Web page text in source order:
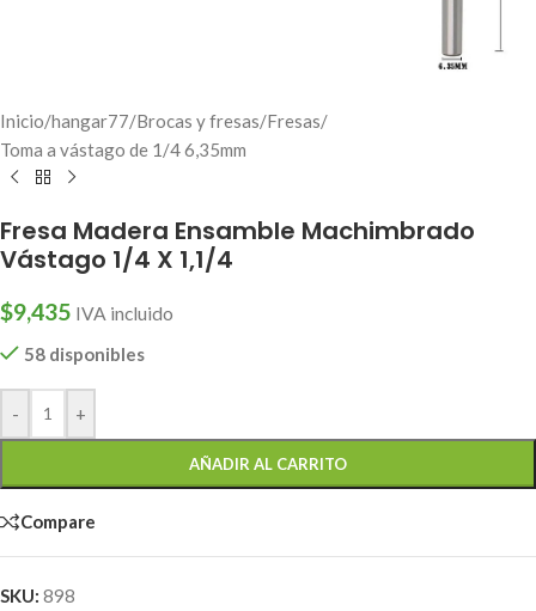
Inicio/hangar77/Brocas y fresas/Fresas/
Toma a vástago de 1/4 6,35mm
Fresa Madera Ensamble Machimbrado
Vástago 1/4 X 1,1/4
$9,435 IVA incluido
58 disponibles
- +
AÑADIR AL CARRITO
Compare
SKU: 898